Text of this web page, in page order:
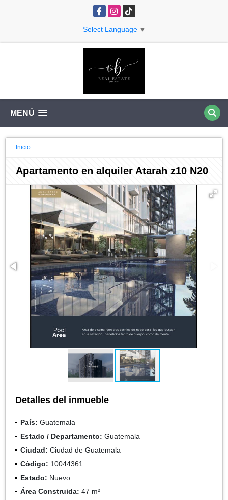
FacebookInstagram
TikTok
Select Language ▼
MENÚ
Inicio
Apartamento en alquiler Atarah z10 N20
Detalles del inmueble
País: Guatemala
Estado / Departamento: Guatemala
Ciudad: Ciudad de Guatemala
Código: 10044361
Estado: Nuevo
Área Construida: 47 m²